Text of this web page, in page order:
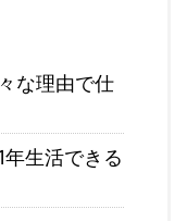
な理由で仕
生活できる